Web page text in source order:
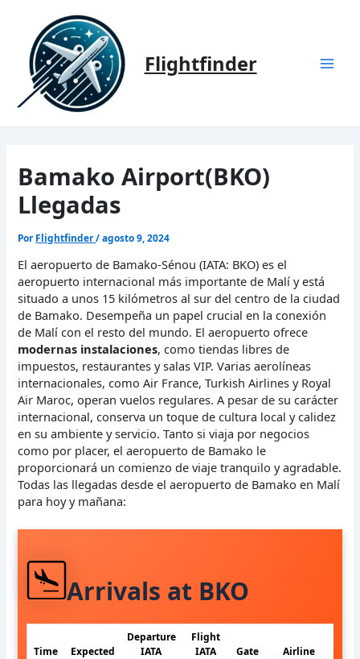
contenido
Flightfinder
Bamako Airport(BKO)
Llegadas
Por Flightfinder/agosto 9, 2024
El aeropuerto de Bamako-Sénou (IATA: BKO) es el
aeropuerto internacional más importante de Malí y está
situado a unos 15 kilómetros al sur del centro de la ciudad
de Bamako. Desempeña un papel crucial en la conexión
de Malí con el resto del mundo. El aeropuerto ofrece
modernas instalaciones, como tiendas libres de
impuestos, restaurantes y salas VIP. Varias aerolíneas
internacionales, como Air France, Turkish Airlines y Royal
Air Maroc, operan vuelos regulares. A pesar de su carácter
internacional, conserva un toque de cultura local y calidez
en su ambiente y servicio. Tanto si viaja por negocios
como por placer, el aeropuerto de Bamako le
proporcionará un comienzo de viaje tranquilo y agradable.
Todas las llegadas desde el aeropuerto de Bamako en Malí
para hoy y mañana:
Arrivals at BKO
Time Expected
Departure
IATA
Flight
IATA
Gate
Airline